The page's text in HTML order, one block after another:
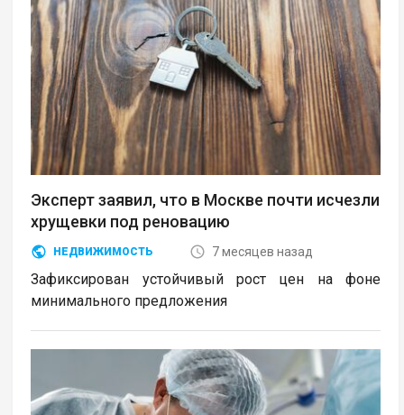
Эксперт заявил, что в Москве почти исчезли
хрущевки под реновацию
НЕДВИЖИМОСТЬ 7 месяцев назад
Зафиксирован устойчивый рост цен на фоне
минимального предложения